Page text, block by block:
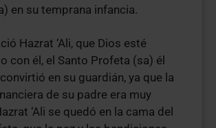
en su temprana infancia.
Hazrat ‘Ali, que Dios esté
con él, el Santo Profeta (sa) él
en su guardián, ya que la
de su padre era muy
‘Ali se quedó en la cama del